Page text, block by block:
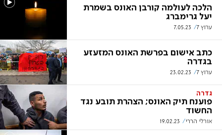
הלכה לעולמה קורבן האונס בשמרת
יעל גרימברג
ערוץ 7 7.05.23
כתב אישום בפרשת האונס המזעזע
בגדרה
ערוץ 7 23.02.23
גדרה
פוענח תיק האונס; הצהרת תובע נגד
החשוד
אורלי הררי 19.02.23